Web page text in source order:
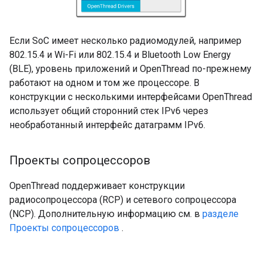
Если SoC имеет несколько радиомодулей, например
802.15.4 и Wi-Fi или 802.15.4 и Bluetooth Low Energy
(BLE), уровень приложений и OpenThread по-прежнему
работают на одном и том же процессоре. В
конструкции с несколькими интерфейсами OpenThread
использует общий сторонний стек IPv6 через
необработанный интерфейс датаграмм IPv6.
Проекты сопроцессоров
OpenThread поддерживает конструкции
радиосопроцессора (RCP) и сетевого сопроцессора
(NCP). Дополнительную информацию см. в разделе
Проекты сопроцессоров .